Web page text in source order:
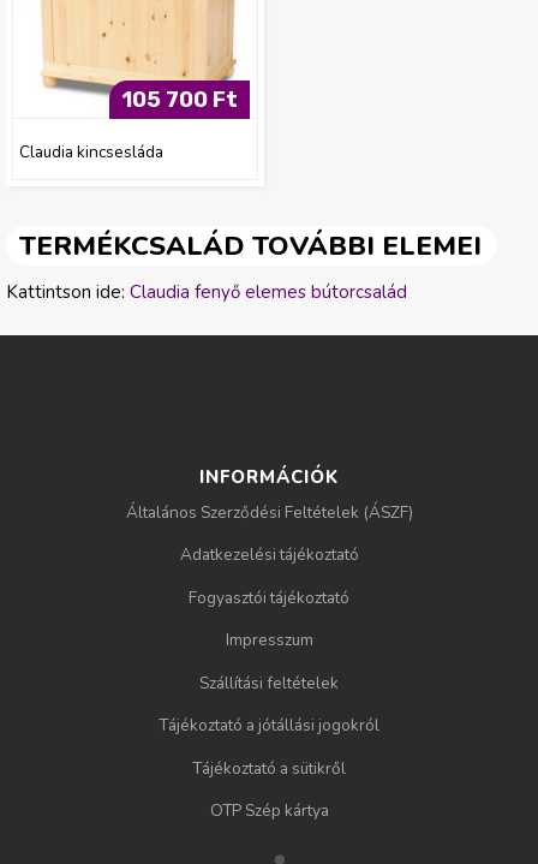
105 700 Ft
Claudia kincsesláda
TERMÉKCSALÁD TOVÁBBI ELEMEI
Kattintson ide: Claudia fenyő elemes bútorcsalád
INFORMÁCIÓK
Általános Szerződési Feltételek (ÁSZF)
Adatkezelési tájékoztató
Fogyasztói tájékoztató
Impresszum
Szállítási feltételek
Tájékoztató a jótállási jogokról
Tájékoztató a sütikről
OTP Szép kártya